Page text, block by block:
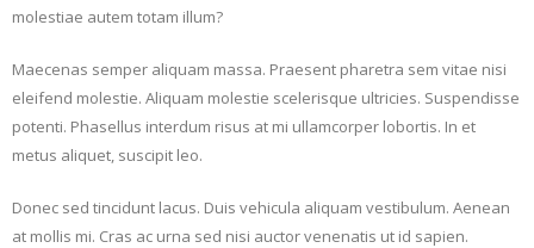
molestiae autem totam illum?
Maecenas semper aliquam massa. Praesent pharetra sem vitae nisi
eleifend molestie. Aliquam molestie scelerisque ultricies. Suspendisse
potenti. Phasellus interdum risus at mi ullamcorper lobortis. In et
metus aliquet, suscipit leo.
Donec sed tincidunt lacus. Duis vehicula aliquam vestibulum. Aenean
at mollis mi. Cras ac urna sed nisi auctor venenatis ut id sapien.